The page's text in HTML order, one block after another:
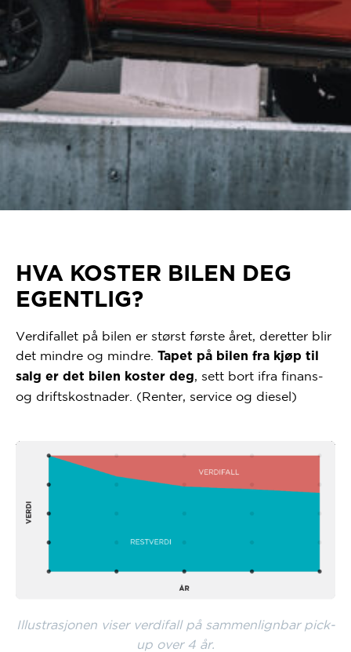
HVA KOSTER BILEN DEG
EGENTLIG?
Verdifallet på bilen er størst første året, deretter blir
det mindre og mindre. Tapet på bilen fra kjøp til
salg er det bilen koster deg
, sett bort ifra finans-
og driftskostnader. (Renter, service og diesel)
Illustrasjonen viser verdifall på sammenlignbar pick-
up over 4 år.